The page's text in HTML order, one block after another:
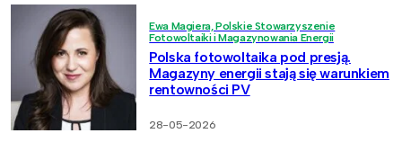
Ewa Magiera, Polskie Stowarzyszenie
Fotowoltaiki i Magazynowania Energii
Polska fotowoltaika pod presją.
Magazyny energii stają się warunkiem
rentowności PV
28-05-2026